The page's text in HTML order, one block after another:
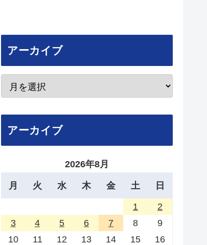
アーカイブ
アーカイブ
2026年8月
月 火 水 木 金 土 日
1
2
3
4 5 6 7 8
9
10
11 12 13 14 15
16